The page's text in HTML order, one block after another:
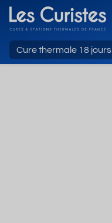
Cure thermale 18 jours